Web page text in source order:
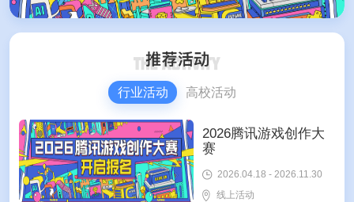
行业活动 高校活动
2026腾讯游戏创作大
赛
2026.04.18 - 2026.11.30
线上活动